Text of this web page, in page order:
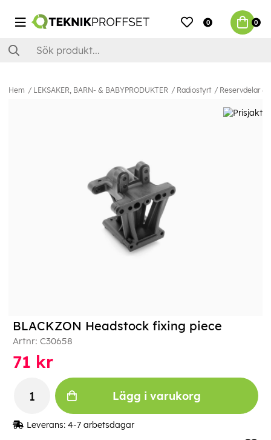
0 0
Hem LEKSAKER, BARN- & BABYPRODUKTER Radiostyrt Reservdelar &
BLACKZON Headstock fixing piece
Artnr: C30658
71 kr
Lägg i varukorg
Leverans: 4-7 arbetsdagar